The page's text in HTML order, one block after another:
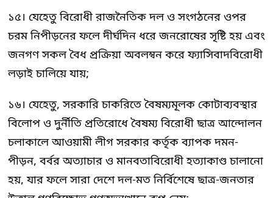
১৫। যেহেতু বিরোধী রাজনৈতিক দল ও সংগঠনের ওপর
চরম নিপীড়নের ফলে দীর্ঘদিন ধরে জনরোষের সৃষ্টি হয় এবং
জনগণ সকল বৈধ প্রক্রিয়া অবলম্বন করে ফ্যাসিবাদবিরোধী
লড়াই চালিয়ে যায়;
১৬। যেহেতু, সরকারি চাকরিতে বৈষম্যমূলক কোটাব্যবস্থার
বিলোপ ও দুর্নীতি প্রতিরোধে বৈষম্য বিরোধী ছাত্র আন্দোলন
চলাকালে আওয়ামী লীগ সরকার কর্তৃক ব্যাপক দমন-
পীড়ন, বর্বর অত্যাচার ও মানবতাবিরোধী হত্যাকাণ্ড চালানো
হয়, যার ফলে সারা দেশে দল-মত নির্বিশেষে ছাত্র-জনতার